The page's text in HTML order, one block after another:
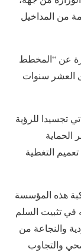
من المداخيل
عن “المخطط
العشر سنوات
تجسيدا للرؤية
الحماية
التغطية
هذه المؤسسة
في تثبيت السلم
والنجاعة من
والتجاوب